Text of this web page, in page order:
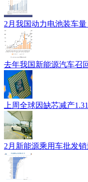
2月我国动力电池装车
去年我国新能源汽车召
上周全球因缺芯减产
2月新能源乘用车批发